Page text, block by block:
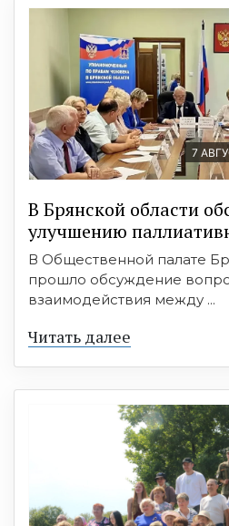
7
В Брянской области
улучшению
В Общественной палате
прошло обсуждение
взаимодействия между ...
Читать далее